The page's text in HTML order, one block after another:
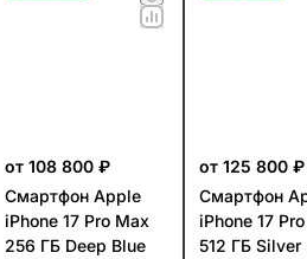
от 108 800 ₽
Смартфон Apple
iPhone 17 Pro Max
256 ГБ Deep Blue
от 125 800 ₽
Смартфон
iPhone 17
512 ГБ Silver